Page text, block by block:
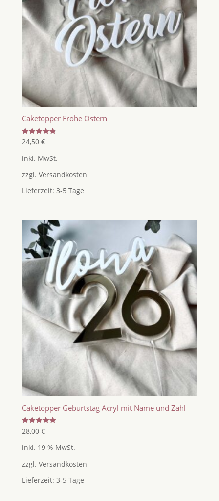
Caketopper Frohe Ostern
Bewertet
mit
von 5
24,50 €
inkl. MwSt.
zzgl. Versandkosten
Lieferzeit: 3-5 Tage
Caketopper Geburtstag Acryl mit Name und Zahl
Bewertet
mit
von 5
28,00 €
inkl. 19 % MwSt.
zzgl. Versandkosten
Lieferzeit: 3-5 Tage